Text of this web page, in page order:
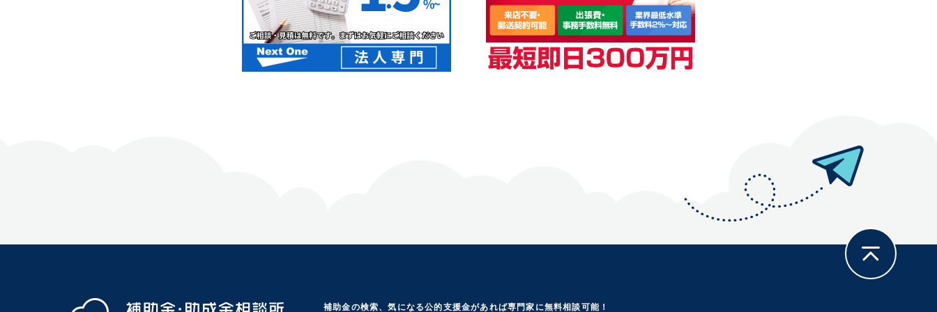
補助金の検索、気になる公的支援金があれば専門家に無料相談可能！